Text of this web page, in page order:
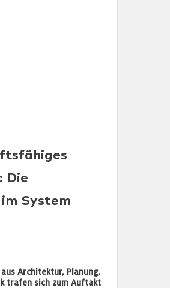
Die
System
Architektur, Planung,
trafen sich zum Auftakt